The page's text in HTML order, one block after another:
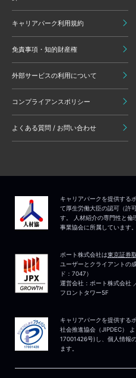
キャリアパーク利用規約
免責事項・知的財産権
外部サービスの利用について
コンプライアンスポリシー
よくある質問 / お問い合わせ